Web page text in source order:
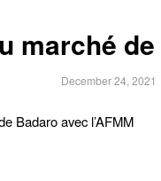
marché
December 24, 2021
Badaro avec l’AFMM